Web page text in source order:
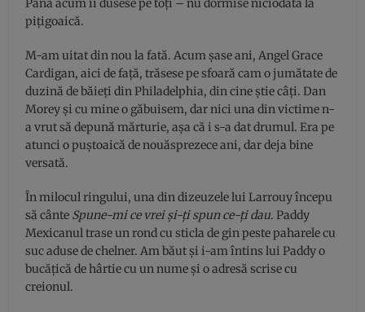
Până acum îi dusese pe toți – nu dormise niciodată la
pițigoaică.
M-am uitat din nou la fată. Acum șase ani, Angel Grace
Cardigan, aici de față, trăsese pe sfoară cam o jumătate de
duzină de băieți din Philadelphia, din cine știe câți. Dan
Morey şi cu mine o găbuisem, dar nici una din victime n-
a vrut să depună mărturie, aşa că i s-a dat drumul. Era pe
atunci o puştoaică de nouăsprezece ani, dar deja bine
versată.
În milocul ringului, una din dizeuzele lui Larrouy începu
să cânte Spune-mi ce vrei și-ți spun ce-ți dau. Paddy
Mexicanul trase un rond cu sticla de gin peste paharele cu
suc aduse de chelner. Am băut și i-am întins lui Paddy o
bucățică de hârtie cu un nume și o adresă scrise cu
creionul.